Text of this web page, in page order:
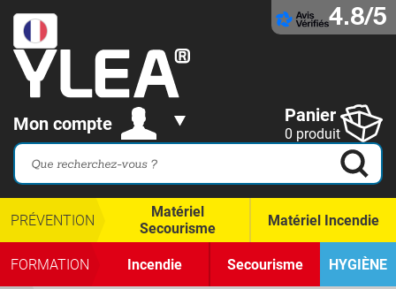
4.8/5
Mon compte Panier
0 produit
PRÉVENTION
Matériel
Secourisme
Matériel Incendie
FORMATION Incendie Secourisme HYGIÈNE